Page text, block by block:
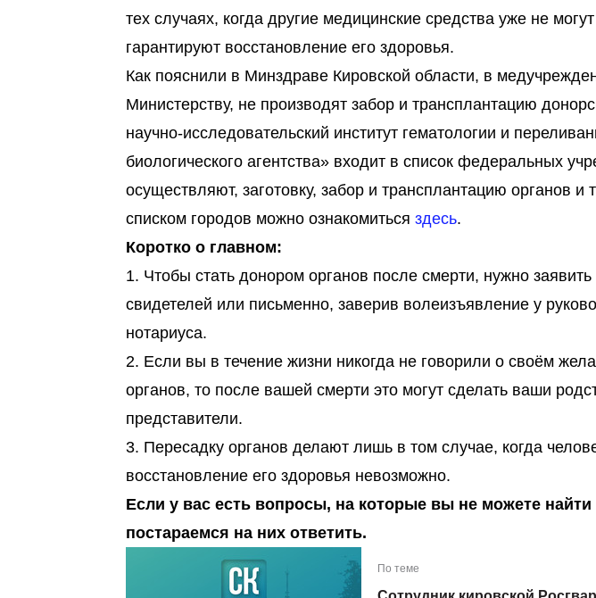
тех случаях, когда другие медицинские средства уже не
гарантируют восстановление его здоровья.
Как пояснили в Минздраве Кировской области, в
Министерству, не производят забор и трансплантацию
научно-исследовательский институт гематологии и
биологического агентства» входит в список федеральных
осуществляют, заготовку, забор и трансплантацию органов
списком городов можно ознакомиться здесь.
Коротко о главном:
1. Чтобы стать донором органов после смерти, нужно заявить
свидетелей или письменно, заверив волеизъявление у
нотариуса.
2. Если вы в течение жизни никогда не говорили о своём
органов, то после вашей смерти это могут сделать ваши
представители.
3. Пересадку органов делают лишь в том случае, когда
восстановление его здоровья невозможно.
Если у вас есть вопросы, на которые вы не можете найти
постараемся на них ответить.
По теме